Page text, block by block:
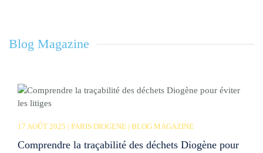
Blog Magazine
17 AOÛT 2025 | PARIS DIOGENE | BLOG MAGAZINE
Comprendre la traçabilité des déchets Diogène pour